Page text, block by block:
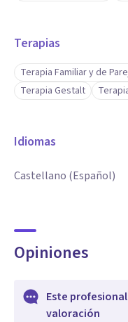
Terapias
Terapia Familiar y de
Terapia Gestalt
Idiomas
Castellano (Español)
Opiniones
Este
valoración